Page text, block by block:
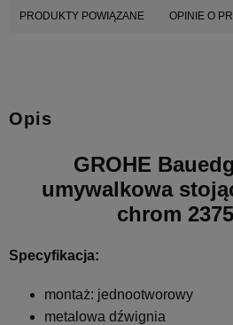
PRODUKTY POWIĄZANE OPINIE O
Opis
GROHE
umywalkowa
chrom
Specyfikacja:
montaż: jednootworowy
metalowa dźwignia